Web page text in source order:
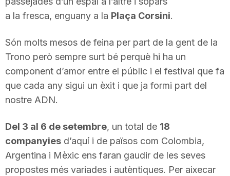
a
g
a
a la fresca, enguany a la Plaça Corsini.
Són molts mesos de feina per part de la gent de la
Trono però sempre surt bé perquè hi ha un
component d’amor entre el públic i el festival que fa
que cada any sigui un èxit i que ja formi part del
nostre ADN.
Del 3 al 6 de setembre, un total de 18
companyies d’aquí i de països com Colombia,
Argentina i Mèxic ens faran gaudir de les seves
propostes més variades i autèntiques. Per aixecar